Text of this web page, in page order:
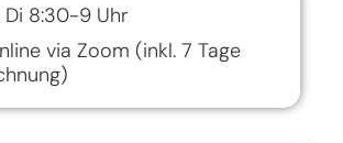
Di 8:30-9 Uhr
via Zoom (inkl. 7 Tage